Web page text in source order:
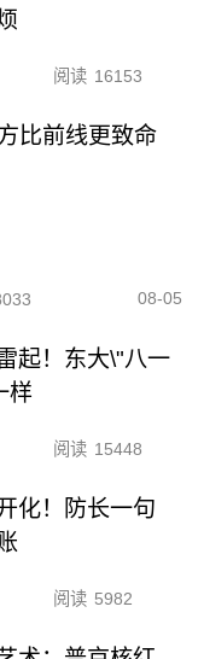
阅读 16153
比前线更致命
08-05
起！东大\"八一
样
阅读 15448
化！防长一句
阅读 5982